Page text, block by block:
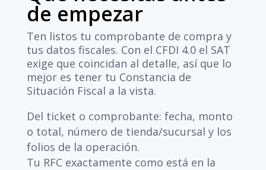
de empezar
Ten listos tu comprobante de compra y
tus datos fiscales. Con el CFDI 4.0 el SAT
exige que coincidan al detalle, así que lo
mejor es tener tu Constancia de
Situación Fiscal a la vista.
Del ticket o comprobante: fecha, monto
o total, número de tienda/sucursal y los
folios de la operación.
Tu RFC exactamente como está en la